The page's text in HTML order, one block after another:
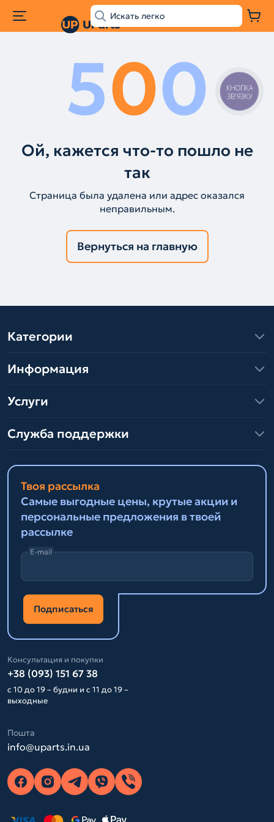
500
Ой, кажется что-то пошло не
так
Страница была удалена или адрес оказался
неправильным.
Вернуться на главную
Категории
Информация
Услуги
Служба поддержки
Твоя рассылка
Самые выгодные цены, крутые акции и
персональные предложения в твоей
рассылке
E-mail
Подписаться
Консультация и покупки
+38 (093) 151 67 38
с 10 до 19 – будни и с 11 до 19 –
выходные
Пошта
info@uparts.in.ua
КНОПКА
ЗВ'ЯЗКУ